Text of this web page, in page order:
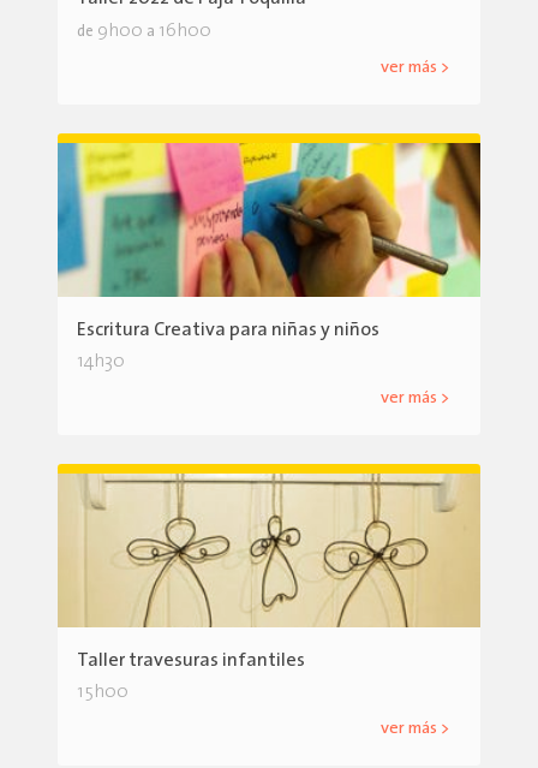
de 9h00 a 16h00
ver más >
Escritura Creativa para niñas y niños
14h30
ver más >
Taller travesuras infantiles
15h00
ver más >